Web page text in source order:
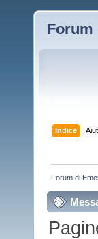
Forum
Indice
Forum di